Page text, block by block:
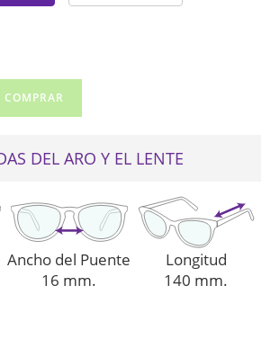
COMPRAR
DEL ARO Y EL LENTE
Ancho del Puente
16 mm.
Longitud
140 mm.